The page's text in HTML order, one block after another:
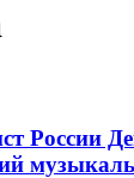
России